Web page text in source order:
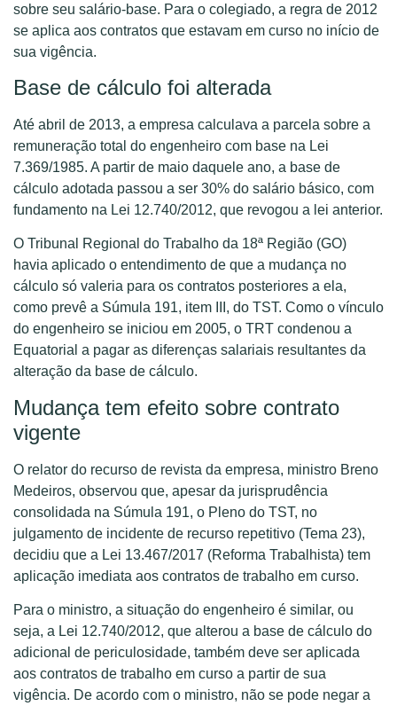
sobre seu salário-base. Para o colegiado, a regra de 2012
se aplica aos contratos que estavam em curso no início de
sua vigência.
Base de cálculo foi alterada
Até abril de 2013, a empresa calculava a parcela sobre a
remuneração total do engenheiro com base na Lei
7.369/1985. A partir de maio daquele ano, a base de
cálculo adotada passou a ser 30% do salário básico, com
fundamento na Lei 12.740/2012, que revogou a lei anterior.
O Tribunal Regional do Trabalho da 18ª Região (GO)
havia aplicado o entendimento de que a mudança no
cálculo só valeria para os contratos posteriores a ela,
como prevê a Súmula 191, item III, do TST. Como o vínculo
do engenheiro se iniciou em 2005, o TRT condenou a
Equatorial a pagar as diferenças salariais resultantes da
alteração da base de cálculo.
Mudança tem efeito sobre contrato
vigente
O relator do recurso de revista da empresa, ministro Breno
Medeiros, observou que, apesar da jurisprudência
consolidada na Súmula 191, o Pleno do TST, no
julgamento de incidente de recurso repetitivo (Tema 23),
decidiu que a Lei 13.467/2017 (Reforma Trabalhista) tem
aplicação imediata aos contratos de trabalho em curso.
Para o ministro, a situação do engenheiro é similar, ou
seja, a Lei 12.740/2012, que alterou a base de cálculo do
adicional de periculosidade, também deve ser aplicada
aos contratos de trabalho em curso a partir de sua
vigência. De acordo com o ministro, não se pode negar a